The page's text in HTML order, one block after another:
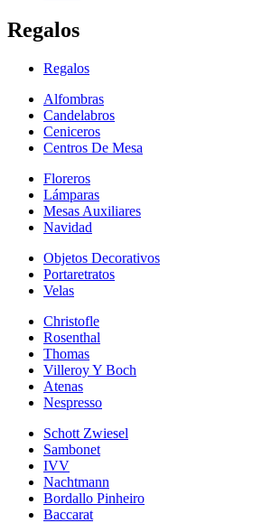
Regalos
Regalos
Alfombras
Candelabros
Ceniceros
Centros De Mesa
Floreros
Lámparas
Mesas Auxiliares
Navidad
Objetos Decorativos
Portaretratos
Velas
Christofle
Rosenthal
Thomas
Villeroy Y Boch
Atenas
Nespresso
Schott Zwiesel
Sambonet
IVV
Nachtmann
Bordallo Pinheiro
Baccarat